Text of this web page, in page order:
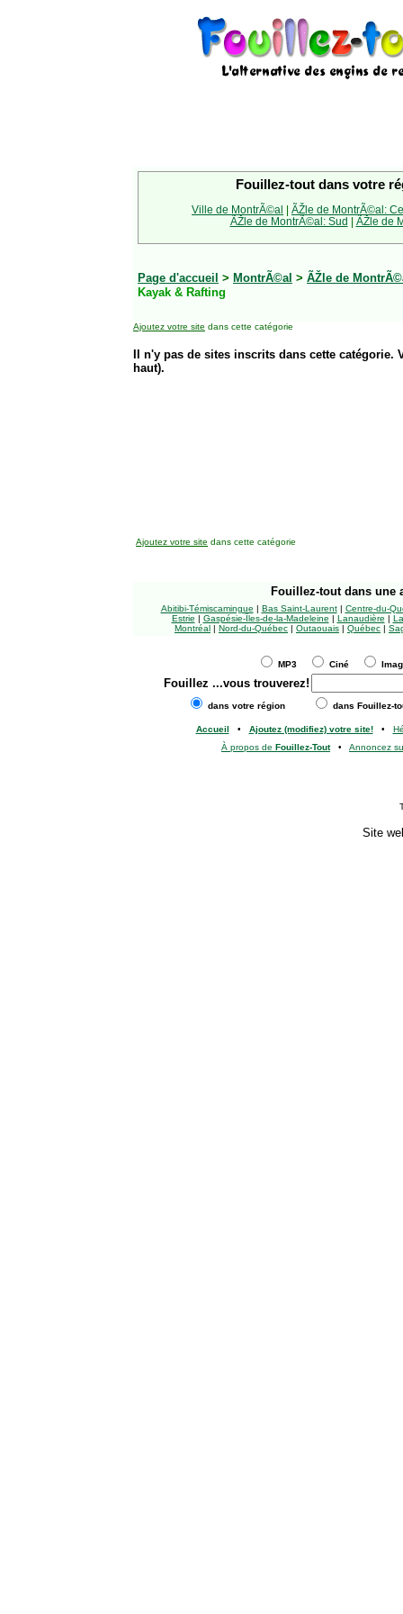
Fouillez-tout dans votre
Ville de MontrÃ©al | ÃŽle de MontrÃ©al:
ÃŽle de MontrÃ©al: Sud | ÃŽle de
Page d'accueil > MontrÃ©al > ÃŽle de
Kayak & Rafting
Ajoutez votre site dans cette catégorie
Il n'y pas de sites inscrits dans cette
haut).
Ajoutez votre site dans cette catégorie
Fouillez-tout dans une
Abitibi-Témiscamingue | Bas Saint-Laurent| Centre-du-
Estrie | Gaspésie-Îles-de-la-Madeleine | Lanaudière |
Montréal | Nord-du-Québec | Outaouais | Québec |
MP3 Ciné
Fouillez ...vous trouverez!
dans votre région dans Fouillez-
Accueil • Ajoutez (modifiez) votre site!•
À propos de Fouillez-Tout• Annoncez
Site